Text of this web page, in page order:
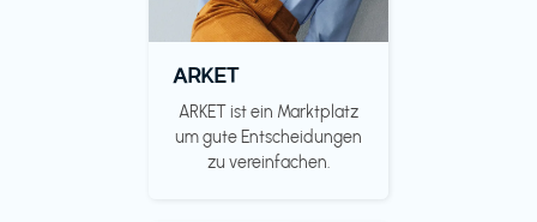
ARKET
ARKET ist ein Marktplatz
um gute Entscheidungen
zu vereinfachen.